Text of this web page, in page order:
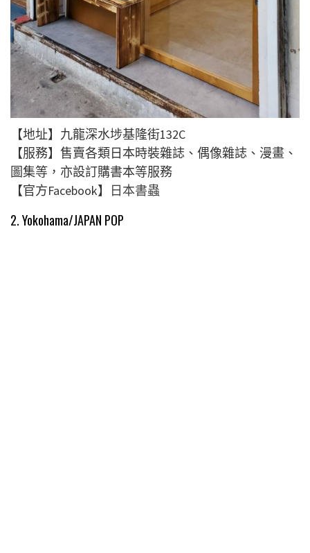
【地址】九龍深水埗基隆街132C
【服務】售賣各類日本時裝雜誌、偶像雜誌、漫畫、
圖集等，亦設訂購書本等服務
【官方Facebook】
日本書蟲
2. Yokohama/JAPAN POP